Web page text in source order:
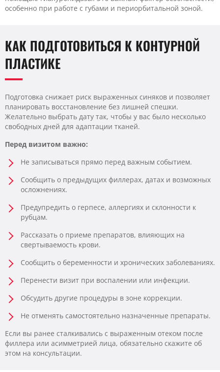
особенно при работе с губами и периорбитальной зоной.
КАК ПОДГОТОВИТЬСЯ К КОНТУРНОЙ
ПЛАСТИКЕ
Подготовка снижает риск выраженных синяков и позволяет
планировать восстановление без лишней спешки.
Желательно выбрать дату так, чтобы у вас было несколько
свободных дней для адаптации тканей.
Перед визитом важно:
Не записываться прямо перед важным событием.
Сообщить о предыдущих филлерах, датах и возможных
осложнениях.
Предупредить о герпесе, аллергиях и склонности к
рубцам.
Рассказать о приеме препаратов, влияющих на
свертываемость крови.
Сообщить о беременности и хронических заболеваниях.
Перенести визит при воспалении или инфекции.
Обсудить другие процедуры в зоне коррекции.
Не отменять самостоятельно назначенные препараты.
Если вы ранее сталкивались с выраженным отеком после
филлера или асимметрией лица, обязательно скажите об
этом на консультации.